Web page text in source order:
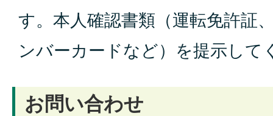
す。本人確認書類（運転免許証
ンバーカードなど）を提示して
お問い合わせ